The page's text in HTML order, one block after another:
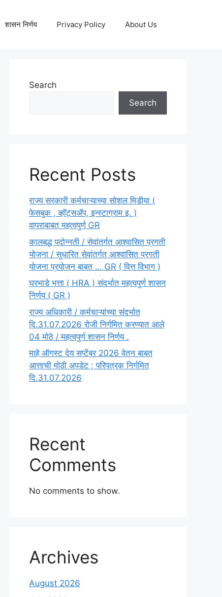
शासन निर्णय Privacy Policy About Us
Search
Search
Recent Posts
राज्य सरकारी कर्मचाऱ्याच्या सोशल मिडीया (
फेसबुक , व्हॉट्सॲप, इन्स्टाग्राम इ. )
वापराबाबत महत्वपुर्ण GR
कालबद्ध पदोन्नती / सेवांतर्गत आश्वासित प्रगती
योजना / सुधारित सेवांतर्गत आश्वासित प्रगती
योजना प्रयोजन बाबत … GR ( वित्त विभाग )
घरभाडे भत्ता ( HRA ) संदर्भात महत्वपुर्ण शासन
निर्णय ( GR )
राज्य अधिकारी / कर्मचाऱ्यांच्या संदर्भात
दि.31.07.2026 रोजी निर्गमित करण्यात आले
04 मोठे / महत्वपुर्ण शासन निर्णय .
माहे ऑगस्ट देय सप्टेंबर 2026 वेतन बाबत
आत्ताची मोठी अपडेट ; परिपत्रक निर्गमित
दि.31.07.2026
Recent
Comments
No comments to show.
Archives
August 2026